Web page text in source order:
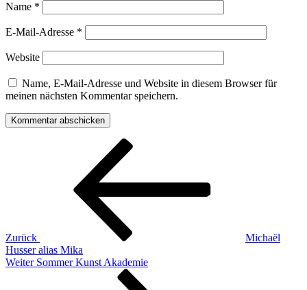
Name *
E-Mail-Adresse *
Website
Name, E-Mail-Adresse und Website in diesem Browser für
meinen nächsten Kommentar speichern.
Beitragsnavigation
Zurück
Michaël
Husser alias Mika
Nächster
Weiter Sommer Kunst Akademie